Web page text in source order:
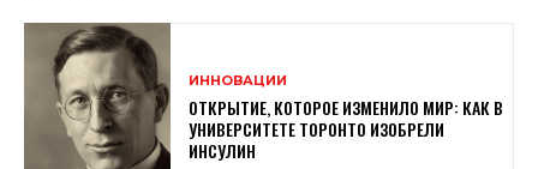
ИННОВАЦИИ
ОТКРЫТИЕ, КОТОРОЕ ИЗМЕНИЛО МИР: КАК В
УНИВЕРСИТЕТЕ ТОРОНТО ИЗОБРЕЛИ
ИНСУЛИН